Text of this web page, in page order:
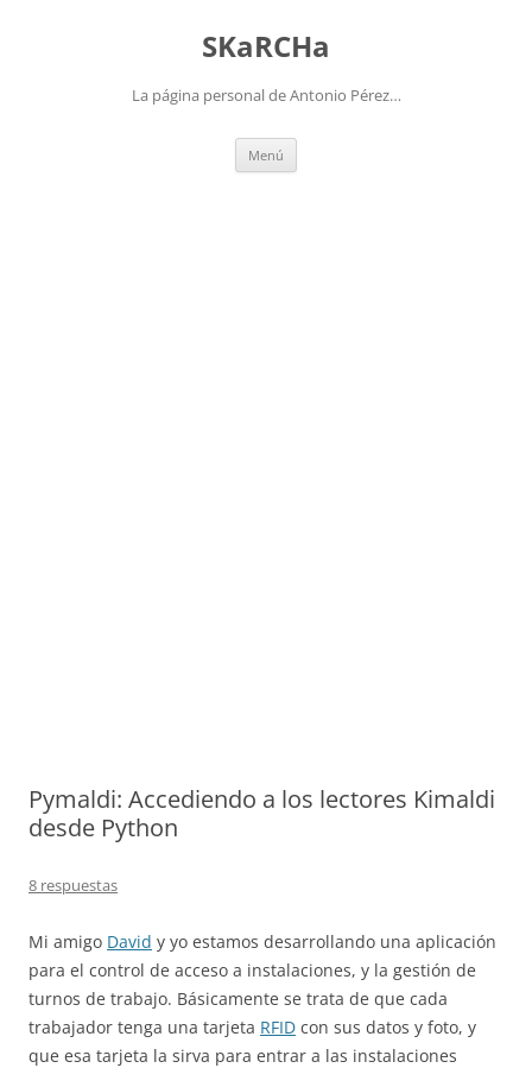
SKaRCHa
La página personal de Antonio Pérez…
Menú
Pymaldi: Accediendo a los lectores Kimaldi
desde Python
8 respuestas
Mi amigo David y yo estamos desarrollando una aplicación
para el control de acceso a instalaciones, y la gestión de
turnos de trabajo. Básicamente se trata de que cada
trabajador tenga una tarjeta RFID con sus datos y foto, y
que esa tarjeta la sirva para entrar a las instalaciones